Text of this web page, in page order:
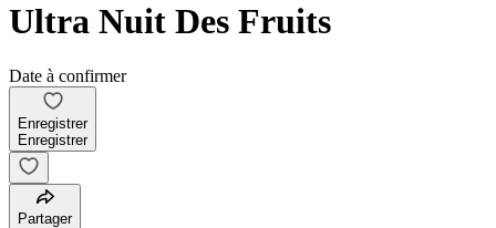
Ultra Nuit Des Fruits
Date à confirmer
Enregistrer
Enregistrer
Partager